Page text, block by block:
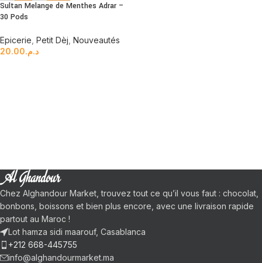
Sultan Melange de Menthes Adrar –
30 Pods
Epicerie Petit Dèj Nouveautés
د.م.20.00
Chez Alghandour Market, trouvez tout ce qu’il vous faut : chocolat,
bonbons, boissons et bien plus encore, avec une livraison rapide
partout au Maroc !
Lot hamza sidi maarouf, Casablanca
+212 668-445755
info@alghandourmarket.ma